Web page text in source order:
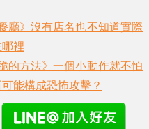
廳》沒有店名也不知道實際
裡
的方法》一個小動作就不怕
能構成恐怖攻擊？